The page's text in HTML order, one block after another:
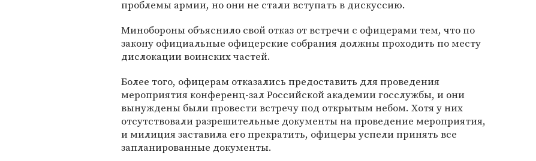
проблемы армии, но они не стали вступать в дискуссию.
Минобороны объяснило свой отказ от встречи с офицерами тем, что по
закону официальные офицерские собрания должны проходить по месту
дислокации воинских частей.
Более того, офицерам отказались предоставить для проведения
мероприятия конференц-зал Российской академии госслужбы, и они
вынуждены были провести встречу под открытым небом. Хотя у них
отсутствовали разрешительные документы на проведение мероприятия,
и милиция заставила его прекратить, офицеры успели принять все
запланированные документы.